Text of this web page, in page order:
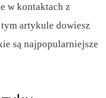
w kontaktach z
artykule dowiesz
są najpopularniejsze